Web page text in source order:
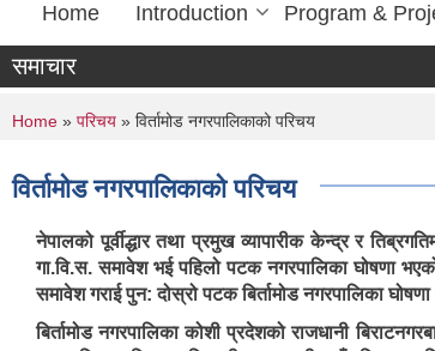
Home Introduction Program &
समाचार
You are here
Home » परिचय » विर्तामोड नगरपालिकाको परिचय
विर्तामोड नगरपालिकाको परिचय
नेपालको पूर्वीद्धार तथा प्रमुख व्यापारीक केन्द्र र
गा.वि.स. समावेश भई पहिलो पटक नगरपालिका घोषणा
समावेश गराई पुन: दोस्रो पटक बिर्तामोड नगरपालिका
बिर्तामोड नगरपालिका कोशी प्रदेशको राजधानी